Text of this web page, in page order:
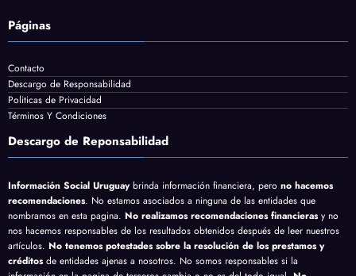
Páginas
Contacto
Descargo de Responsabilidad
Politicas de Privacidad
Términos Y Condiciones
Descargo de Reponsabilidad
Información Social Uruguaybrinda información financiera, pero no hacemos
recomendaciones. No estamos asociados a ninguna de las entidades que
nombramos en esta pagina. No realizamos recomendaciones financierasy no
nos hacemos responsables de los resultados obtenidos después de leer nuestros
artículos. No tenemos potestades sobre la resolución de los prestamos y
créditosde entidades ajenas a nosotros. No somos responsables si la